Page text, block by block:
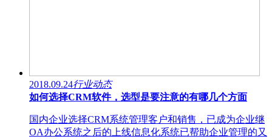
2018.09.24行业动态
如何选择CRM软件，选型是要注意的有哪几个方面
国内企业选择CRM系统管理客户和销售，已成为企业继
OA办公系统之后的上线信息化系统已帮助企业管理的又